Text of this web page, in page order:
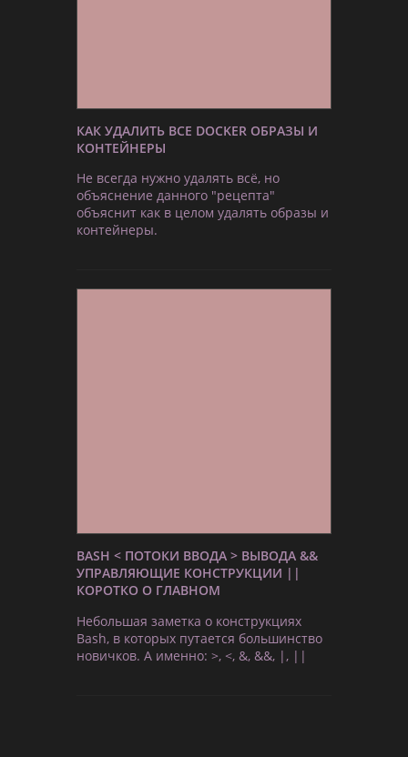
КАК УДАЛИТЬ ВСЕ DOCKER ОБРАЗЫ И
КОНТЕЙНЕРЫ
Не всегда нужно удалять всё, но
объяснение данного "рецепта"
объяснит как в целом удалять образы и
контейнеры.
BASH < ПОТОКИ ВВОДА > ВЫВОДА &&
УПРАВЛЯЮЩИЕ КОНСТРУКЦИИ ||
КОРОТКО О ГЛАВНОМ
Небольшая заметка о конструкциях
Bash, в которых путается большинство
новичков. А именно: >, <, &, &&, |, ||